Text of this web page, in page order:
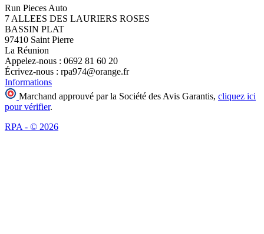
Run Pieces Auto
7 ALLEES DES LAURIERS ROSES
BASSIN PLAT
97410 Saint Pierre
La Réunion
Appelez-nous : 0692 81 60 20
Écrivez-nous : rpa974@orange.fr
Informations
Marchand approuvé par la Société des Avis Garantis, cliquez ici
pour vérifier.
RPA - © 2026